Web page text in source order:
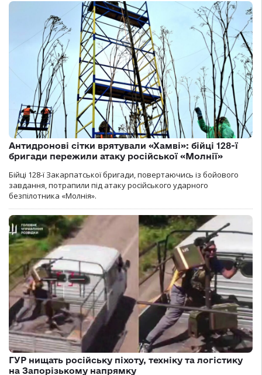
Антидронові сітки врятували «Хамві»: бійці 128-ї
бригади пережили атаку російської «Молнії»
Бійці 128-ї Закарпатської бригади, повертаючись із бойового
завдання, потрапили під атаку російського ударного
безпілотника «Молнія».
ГУР нищать російську піхоту, техніку та логістику
на Запорізькому напрямку